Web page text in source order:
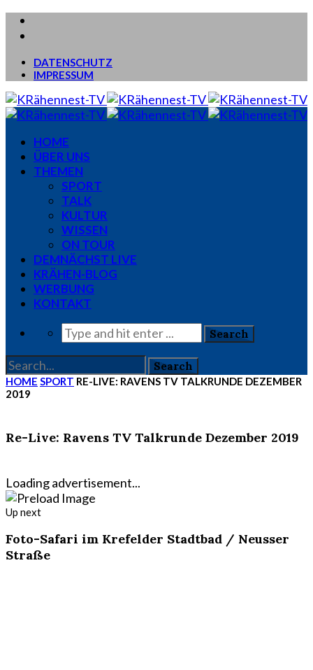
DATENSCHUTZ
IMPRESSUM
HOME
ÜBER UNS
THEMEN
SPORT
TALK
KULTUR
WISSEN
ON TOUR
DEMNÄCHST LIVE
KRÄHEN-BLOG
WERBUNG
KONTAKT
HOME SPORT RE-LIVE: RAVENS TV TALKRUNDE DEZEMBER
2019
Re-Live: Ravens TV Talkrunde Dezember 2019
Loading advertisement...
Up next
Foto-Safari im Krefelder Stadtbad / Neusser
Straße